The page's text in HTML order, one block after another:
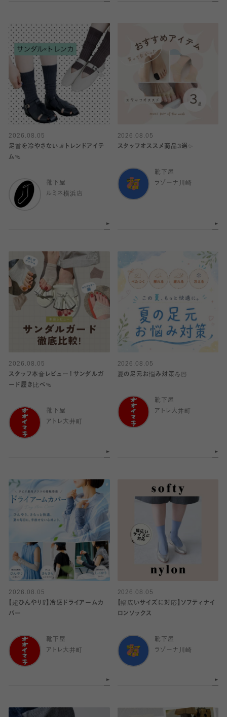
2026.08.05
足首を冷やさない🧦トレンドアイテ
ム🩴
靴下屋
ルミネ横浜店
2026.08.05
スタッフオススメ商品3選✨
靴下屋
ラゾーナ川崎
2026.08.05
スタッフ本音レビュー！サンダルガ
ード履き比べ🩴
靴下屋
アトレ大井町
2026.08.05
夏の足元お悩み対策💪🏻
靴下屋
アトレ大井町
2026.08.05
【超ひんやり⁉︎】冷感ドライアームカ
バー
靴下屋
アトレ大井町
2026.08.05
【幅広いサイズに対応】ソフティナイ
ロンソックス
靴下屋
ラゾーナ川崎